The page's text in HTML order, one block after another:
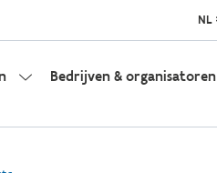
NL
Bedrijven & organisatoren